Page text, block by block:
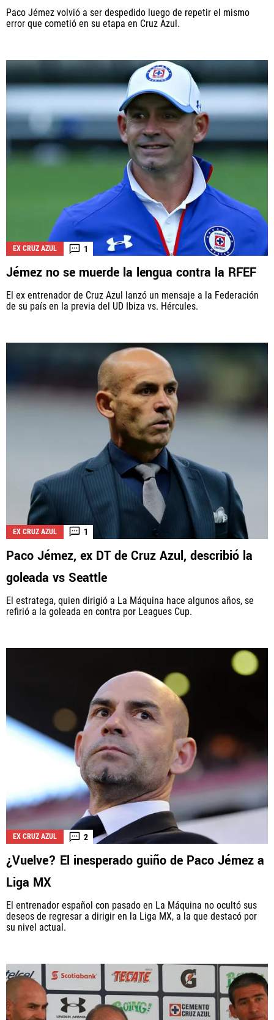
Paco Jémez volvió a ser despedido luego de repetir el mismo
error que cometió en su etapa en Cruz Azul.
EX CRUZ AZUL 1
Jémez no se muerde la lengua contra la RFEF
El ex entrenador de Cruz Azul lanzó un mensaje a la Federación
de su país en la previa del UD Ibiza vs. Hércules.
EX CRUZ AZUL 1
Paco Jémez, ex DT de Cruz Azul, describió la
goleada vs Seattle
El estratega, quien dirigió a La Máquina hace algunos años, se
refirió a la goleada en contra por Leagues Cup.
EX CRUZ AZUL 2
¿Vuelve? El inesperado guiño de Paco Jémez a
Liga MX
El entrenador español con pasado en La Máquina no ocultó sus
deseos de regresar a dirigir en la Liga MX, a la que destacó por
su nivel actual.